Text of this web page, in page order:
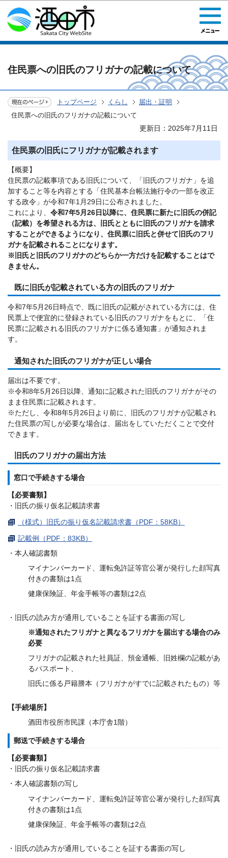
このページの本文へ移動
住民票への旧氏のフリガナの記載について
トップページ くらし
届出・証明
住民票への旧氏のフリガナの記載について
更新日：2025年7月11日
住民票の旧氏にフリガナが記載されます
【概要】
住民票の記載事項である旧氏について、「旧氏のフリガナ」を追
加すること等を内容とする「住民基本台帳法施行令の一部を改正
する政令」が令和7年1月29日に公布されました。
これにより、 令和7年5月26日以降に、住民票に新たに旧氏の併記
（記載）を希望される方は、旧氏とともに旧氏のフリガナを請求
することができるようになり、住民票に旧氏と併せて旧氏のフリ
ガナを記載されることになります。
※旧氏と旧氏のフリガナのどちらか一方だけを記載することはで
きません。
既に旧氏が記載されている方の旧氏のフリガナ
令和7年5月26日時点で、既に旧氏の記載がされている方には、住
民票上で便宜的に登録されている旧氏のフリガナをもとに、「住
民票に記載される旧氏のフリガナに係る通知書」が通知されま
す。
通知された旧氏のフリガナが正しい場合
届出は不要です。
※令和8年5月26日以降、通知に記載された旧氏のフリガナがその
まま住民票に記載されます。
※ただし、令和8年5月26日より前に、旧氏のフリガナが記載され
た住民票の写しが必要な場合は、届出をしていただくことで交付
できます。
旧氏のフリガナの届出方法
窓口で手続きする場合
【必要書類】
・旧氏の振り仮名記載請求書
（様式）旧氏の振り仮名記載請求書（PDF：58KB）
記載例（PDF：83KB）
・本人確認書類
マイナンバーカード、運転免許証等官公署が発行した顔写真
付きの書類は1点
健康保険証、年金手帳等の書類は2点
・旧氏の読み方が通用していることを証する書面の写し
※通知されたフリガナと異なるフリガナを届出する場合のみ
必要
フリガナの記載された社員証、預金通帳、旧姓欄の記載があ
るパスポート、
旧氏に係る戸籍謄本（フリガナがすでに記載されたもの）等
【手続場所】
酒田市役所市民課（本庁舎1階）
郵送で手続きする場合
【必要書類】
・旧氏の振り仮名記載請求書
・本人確認書類の写し
マイナンバーカード、運転免許証等官公署が発行した顔写真
付きの書類は1点
健康保険証、年金手帳等の書類は2点
・旧氏の読み方が通用していることを証する書面の写し